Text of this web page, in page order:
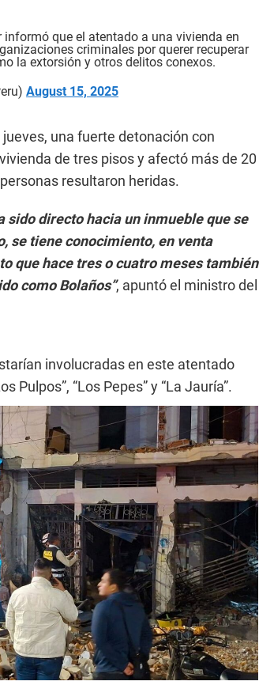
que el atentado a una vivienda en
criminales por querer recuperar
la extorsión y otros delitos conexos.
August 15, 2025
una fuerte detonación con
de tres pisos y afectó más de 20
resultaron heridas.
sido directo hacia un inmueble que se
se tiene conocimiento, en venta
que hace tres o cuatro meses también
como Bolaños”, apuntó el ministro del
involucradas en este atentado
Pulpos”, “Los Pepes” y “La Jauría”.